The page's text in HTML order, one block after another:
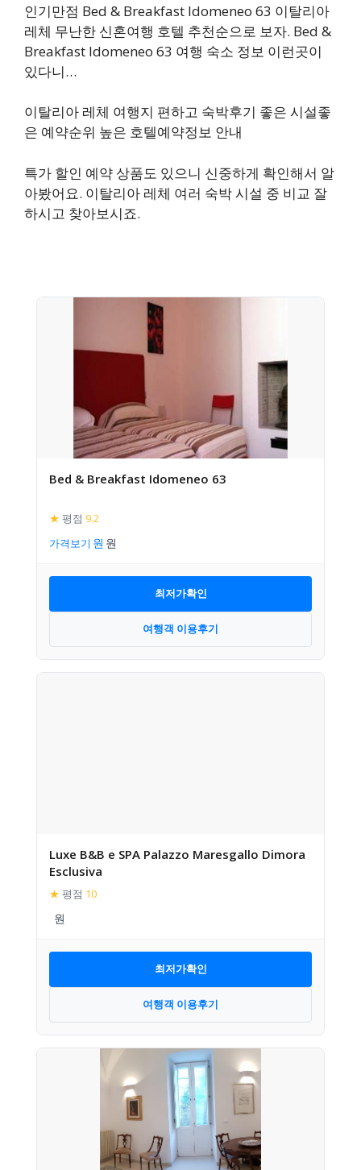
인기만점 Bed & Breakfast Idomeneo 63 이탈리아
레체 무난한 신혼여행 호텔 추천순으로 보자. Bed &
Breakfast Idomeneo 63 여행 숙소 정보 이런곳이
있다니…
이탈리아 레체 여행지 편하고 숙박후기 좋은 시설좋
은 예약순위 높은 호텔예약정보 안내
특가 할인 예약 상품도 있으니 신중하게 확인해서 알
아봤어요. 이탈리아 레체 여러 숙박 시설 중 비교 잘
하시고 찾아보시죠.
Bed & Breakfast Idomeneo 63
★ 평점 9.2
가격보기
최저가확인
여행객 이용후기
Luxe B&B e SPA Palazzo Maresgallo Dimora
Esclusiva
★ 평점 10
최저가확인
여행객 이용후기